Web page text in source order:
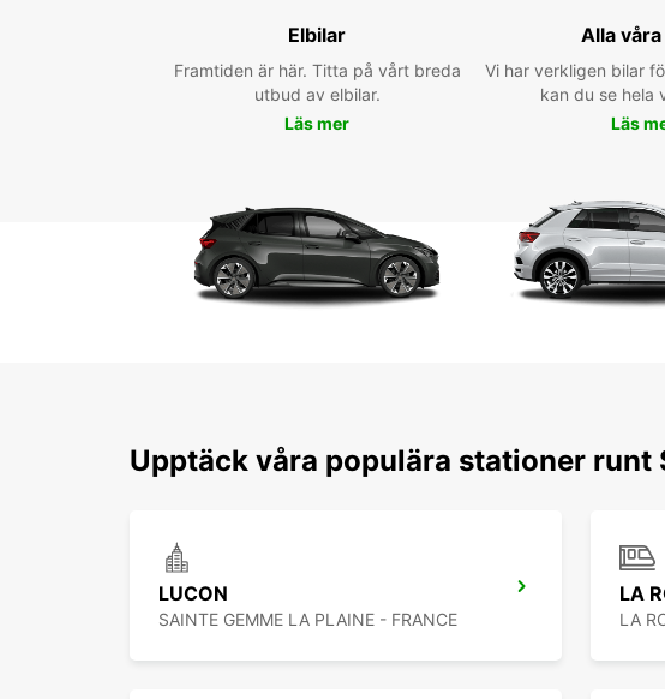
Elbilar
Framtiden är här. Titta på vårt breda
utbud av elbilar.
Läs mer
Alla
Vi har verkligen bilar
kan du se hela
Läs
Upptäck våra populära stationer runt
LUCON
SAINTE GEMME LA PLAINE - FRANCE LA